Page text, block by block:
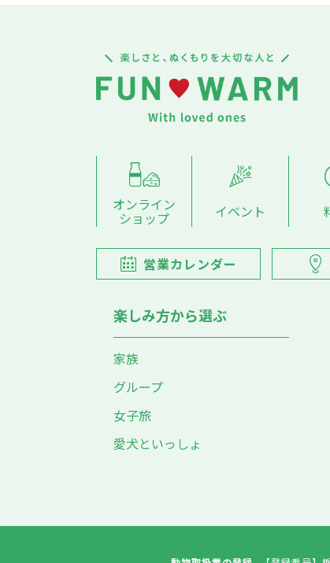
オンライン
ショップ イベント
営業カレンダー
楽しみ方から選ぶ
家族
グループ
女子旅
愛犬といっしょ